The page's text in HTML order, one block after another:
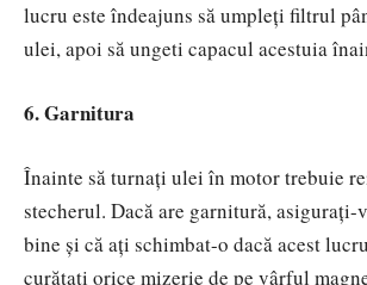
lucru este îndeajuns să umpleți filtrul
ulei, apoi să ungeti capacul acestuia
6. Garnitura
Înainte să turnați ulei în motor trebuie
stecherul. Dacă are garnitură, asigurați-
bine și că ați schimbat-o dacă acest
curățați orice mizerie de pe vârful